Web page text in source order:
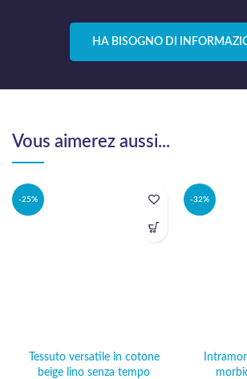
HA BISOGNO DI
Vous aimerez aussi...
-25%
Tessuto versatile in cotone
beige lino senza tempo
-32%